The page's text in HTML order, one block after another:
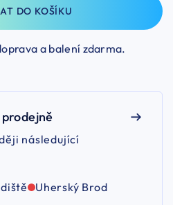
DO KOŠÍKU
a balenízdarma.
následující
Uherský Brod